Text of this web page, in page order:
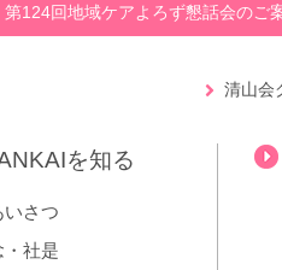
第124回地域ケアよろず懇話会のご
清山会
を知る
いさつ
・社是